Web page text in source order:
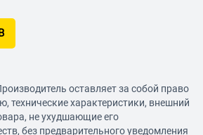
оставляет за собой право
технические характеристики, внешний
не ухудшающие его
без предварительного уведомления